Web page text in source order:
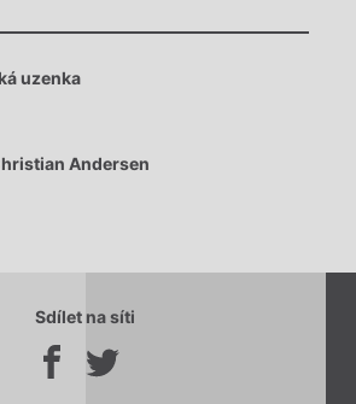
Chviličku.
Načítá se.
uzenka
Andersen
Sdílet na síti